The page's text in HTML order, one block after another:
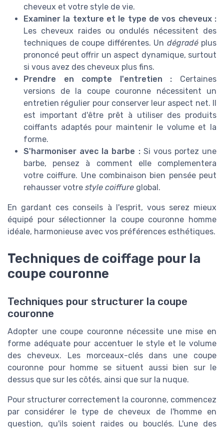
cheveux et votre style de vie.
Examiner la texture et le type de vos cheveux :
Les cheveux raides ou ondulés nécessitent des
techniques de coupe différentes. Un dégradéplus
prononcé peut offrir un aspect dynamique, surtout
si vous avez des cheveux plus fins.
Prendre en compte l'entretien : Certaines
versions de la coupe couronne nécessitent un
entretien régulier pour conserver leur aspect net. Il
est important d'être prêt à utiliser des produits
coiffants adaptés pour maintenir le volume et la
forme.
S'harmoniser avec la barbe :Si vous portez une
barbe, pensez à comment elle complementera
votre coiffure. Une combinaison bien pensée peut
rehausser votre style coiffure global.
En gardant ces conseils à l'esprit, vous serez mieux
équipé pour sélectionner la coupe couronne homme
idéale, harmonieuse avec vos préférences esthétiques.
Techniques de coiffage pour la
coupe couronne
Techniques pour structurer la coupe
couronne
Adopter une coupe couronne nécessite une mise en
forme adéquate pour accentuer le style et le volume
des cheveux. Les morceaux-clés dans une coupe
couronne pour homme se situent aussi bien sur le
dessus que sur les côtés, ainsi que sur la nuque.
Pour structurer correctement la couronne, commencez
par considérer le type de cheveux de l'homme en
question, qu'ils soient raides ou bouclés. L'une des